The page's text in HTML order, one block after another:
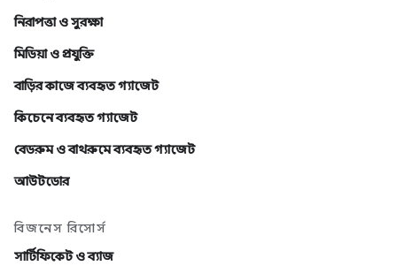
নিরাপত্তা ও সুরক্ষা
মিডিয়া ও প্রযুক্তি
বাড়ির কাজে ব্যবহৃত গ্যাজেট
কিচেনে ব্যবহৃত গ্যাজেট
বেডরুম ও বাথরুমে ব্যবহৃত গ্যাজেট
আউটডোর
বিজনেস রিসোর্স
সার্টিফিকেট ও ব্যাজ